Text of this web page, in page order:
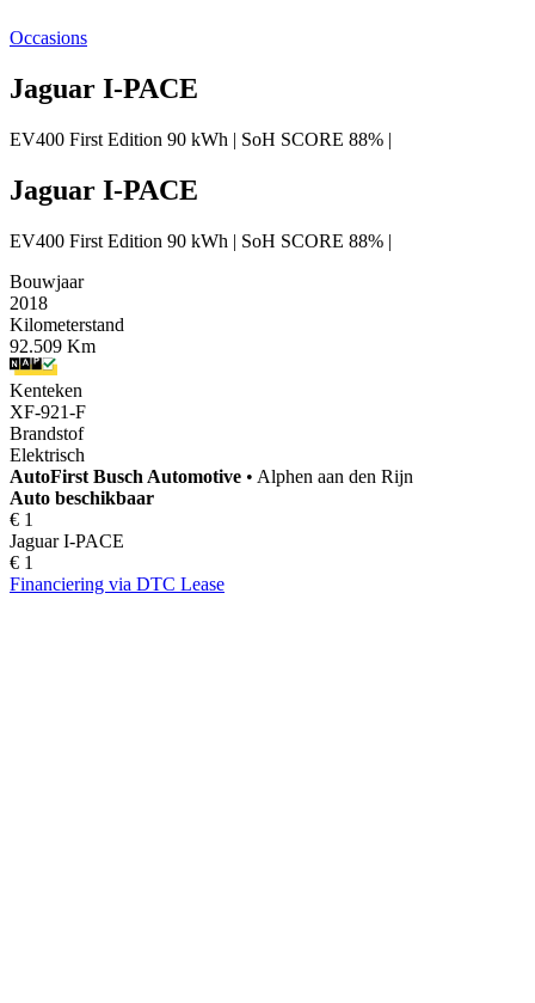
Occasions
Jaguar I-PACE
EV400 First Edition 90 kWh | SoH SCORE 88% |
Jaguar I-PACE
EV400 First Edition 90 kWh | SoH SCORE 88% |
Bouwjaar
2018
Kilometerstand
92.509 Km
Kenteken
XF-921-F
Brandstof
Elektrisch
AutoFirst Busch Automotive • Alphen aan den Rijn
Auto beschikbaar
€ 1
Jaguar I-PACE
€ 1
Financiering via DTC Lease